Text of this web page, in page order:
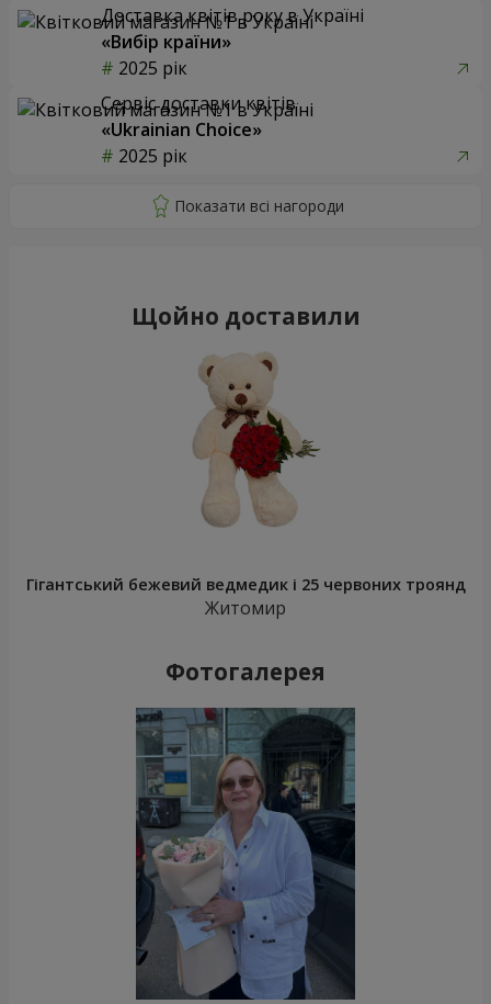
Доставка квітів року в Україні
«Вибір країни»
2025 рік
Сервіс доставки квітів
«Ukrainian Choice»
2025 рік
Щойно доставили
Гігантський бежевий ведмедик і 25 червоних троянд
Житомир
Фотогалерея